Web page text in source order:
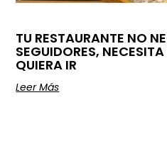
TU RESTAURANTE NO
SEGUIDORES,
QUIERA IR
Leer Más